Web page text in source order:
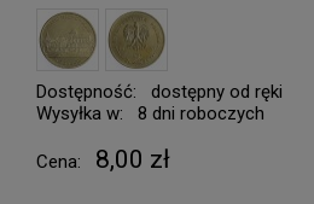
Dostępność:
dostępny od ręki
Wysyłka w:
8 dni roboczych
Cena: 8,00 zł